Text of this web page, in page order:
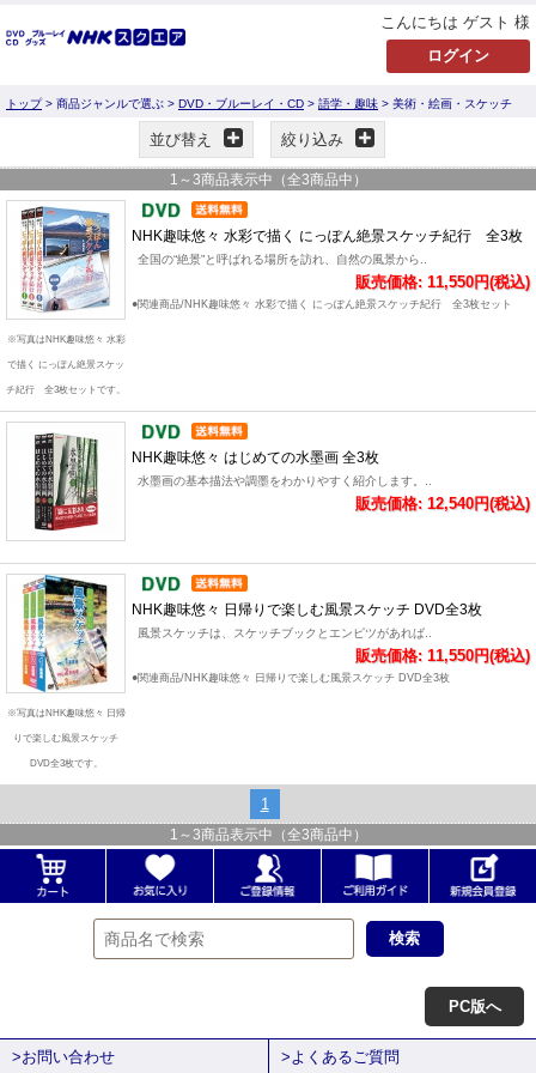
こんにちは ゲスト 様
トップ> 商品ジャンルで選ぶ > DVD・ブルーレイ・CD > 語学・趣味 > 美術・絵画・スケッチ
並び替え 絞り込み
1 ～ 3商品表示中（全3商品中）
※写真はNHK趣味悠々 水彩
で描く にっぽん絶景スケッ
チ紀行 全3枚セットです。
NHK趣味悠々 水彩で描く にっぽん絶景スケッチ紀行 全3枚
全国の“絶景”と呼ばれる場所を訪れ、自然の風景から..
販売価格: 11,550円(税込)
●関連商品/NHK趣味悠々 水彩で描く にっぽん絶景スケッチ紀行 全3枚セット
NHK趣味悠々 はじめての水墨画 全3枚
水墨画の基本描法や調墨をわかりやすく紹介します。..
販売価格: 12,540円(税込)
※写真はNHK趣味悠々 日帰
りで楽しむ風景スケッチ
DVD全3枚です。
NHK趣味悠々 日帰りで楽しむ風景スケッチ DVD全3枚
風景スケッチは、スケッチブックとエンピツがあれば..
販売価格: 11,550円(税込)
●関連商品/NHK趣味悠々 日帰りで楽しむ風景スケッチ DVD全3枚
1
1 ～ 3商品表示中（全3商品中）
PC版へ
>お問い合わせ >よくあるご質問